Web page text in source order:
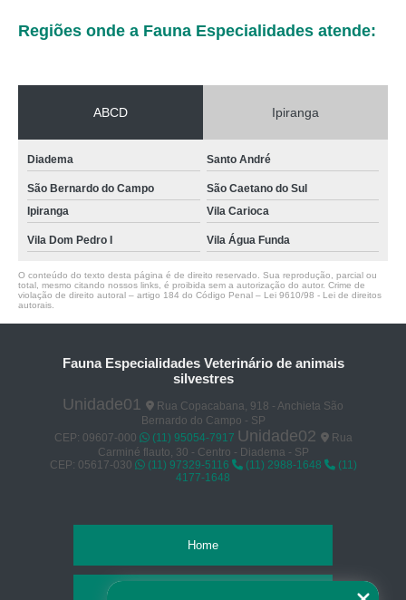
Regiões onde a Fauna Especialidades atende:
ABCD Ipiranga
Diadema Santo André
São Bernardo do Campo
São Caetano do Sul
Ipiranga
Vila Carioca
Vila Dom Pedro I Vila Água Funda
O conteúdo do texto desta página é de direito reservado. Sua reprodução, parcial ou
total, mesmo citando nossos links, é proibida sem a autorização do autor. Crime de
violação de direito autoral – artigo 184 do Código Penal – Lei 9610/98 - Lei de direitos
autorais
Fauna Especialidades Veterinário de animais
silvestres
Unidade01
Rua Copacabana, 918 - Anchieta São
Bernardo do Campo - SP
CEP: 09607-000
(11) 95054-7917 Unidade02
Rua
Carminé flauto, 30 - Centro - Diadema - SP
CEP: 05617-030
(11) 97329-5116 (11) 2988-1648
(11)
4177-1648
Home